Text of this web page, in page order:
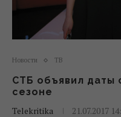
Новости ТВ
СТБ объявил даты
сезоне
Telekritika
21.07.2017